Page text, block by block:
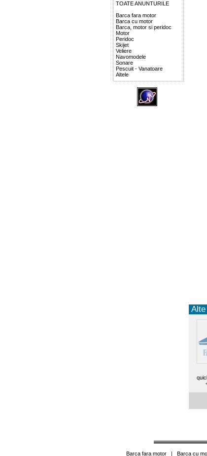
TOATE ANUNTURILE
Barca fara motor
Barca cu motor
Barca, motor si peridoc
Motor
Peridoc
Skijet
Veliere
Navomodele
Sonare
Pescuit - Vanatoare
Altele
Barca fara motor| Barca cu